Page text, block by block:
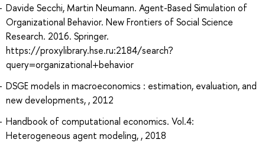
Davide Secchi, Martin Neumann. Agent-Based Simulation of
Organizational Behavior. New Frontiers of Social Science
Research. 2016. Springer.
https://proxylibrary.hse.ru:2184/search?
query=organizational+behavior
DSGE models in macroeconomics : estimation, evaluation, and
new developments, , 2012
Handbook of computational economics. Vol.4:
Heterogeneous agent modeling, , 2018